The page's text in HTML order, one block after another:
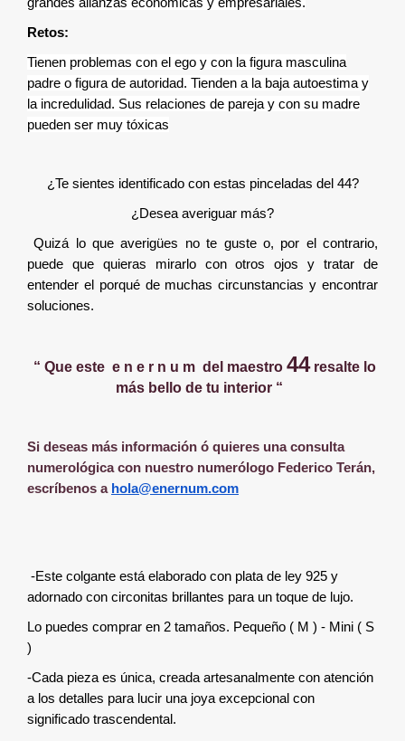
Retos:
Tienen problemas con el ego y con la figura masculina
padre o figura de autoridad. Tienden a la baja autoestima y
la incredulidad. Sus relaciones de pareja y con su madre
pueden ser muy tóxicas
¿Te sientes identificado con estas pinceladas del 44?
¿Desea averiguar más?
Quizá lo que averigües no te guste o, por el contrario,
puede que quieras mirarlo con otros ojos y tratar de
entender el porqué de muchas circunstancias y encontrar
soluciones.
“ Que este e n e r n u m del maestro 44resalte lo
más bello de tu interior “
Si deseas más información ó quieres una consulta
numerológica con nuestro numerólogo Federico Terán,
escríbenos a hola@enernum.com
-Este colgante está elaborado con plata de ley 925 y
adornado con circonitas brillantes para un toque de lujo.
Lo puedes comprar en 2 tamaños. Pequeño ( M ) - Mini ( S
)
-Cada pieza es única, creada artesanalmente con atención
a los detalles para lucir una joya excepcional con
significado trascendental.